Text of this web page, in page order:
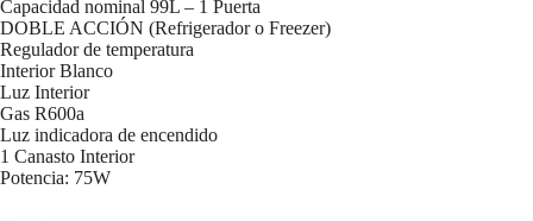
Capacidad nominal 99L – 1 Puerta
DOBLE ACCIÓN (Refrigerador o Freezer)
Regulador de temperatura
Interior Blanco
Luz Interior
Gas R600a
Luz indicadora de encendido
1 Canasto Interior
Potencia: 75W